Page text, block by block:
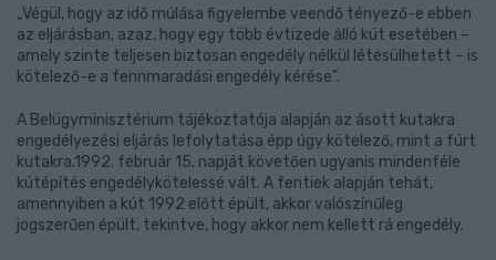
„Végül, hogy az idő múlása figyelembe veendő tényező-e ebben
az eljárásban, azaz, hogy egy több évtizede álló kút esetében –
amely szinte teljesen biztosan engedély nélkül létesülhetett – is
kötelező-e a fennmaradási engedély kérése".
A Belügyminisztérium tájékoztatója alapján az ásott kutakra
engedélyezési eljárás lefolytatása épp úgy kötelező, mint a fúrt
kutakra.1992. február 15. napját követően ugyanis mindenféle
kútépítés engedélykötelessé vált. A fentiek alapján tehát,
amennyiben a kút 1992 előtt épült, akkor valószínűleg
jogszerűen épült, tekintve, hogy akkor nem kellett rá engedély.